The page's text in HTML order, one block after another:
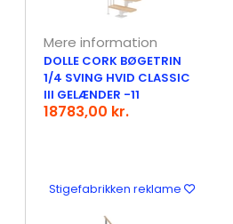
Mere information
DOLLE CORK BØGETRIN
1/4 SVING HVID CLASSIC
III GELÆNDER -11
18783,00 kr.
Stigefabrikken reklame